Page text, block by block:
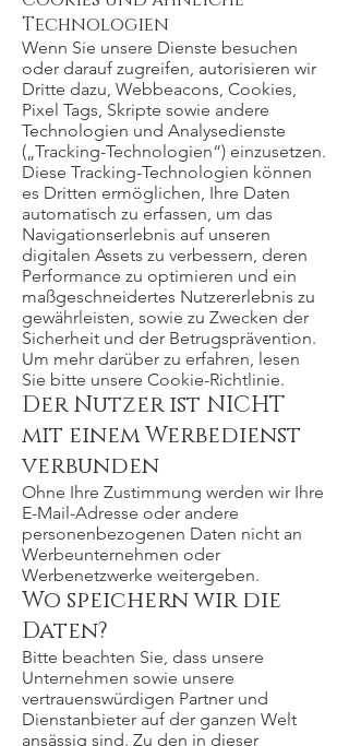
Technologien
Wenn Sie unsere Dienste besuchen
oder darauf zugreifen, autorisieren wir
Dritte dazu, Webbeacons, Cookies,
Pixel Tags, Skripte sowie andere
Technologien und Analysedienste
(„Tracking-Technologien“) einzusetzen.
Diese Tracking-Technologien können
es Dritten ermöglichen, Ihre Daten
automatisch zu erfassen, um das
Navigationserlebnis auf unseren
digitalen Assets zu verbessern, deren
Performance zu optimieren und ein
maßgeschneidertes Nutzererlebnis zu
gewährleisten, sowie zu Zwecken der
Sicherheit und der Betrugsprävention.
Um mehr darüber zu erfahren, lesen
Sie bitte unsere Cookie-Richtlinie.
Der Nutzer ist NICHT
mit einem Werbedienst
verbunden
Ohne Ihre Zustimmung werden wir Ihre
E-Mail-Adresse oder andere
personenbezogenen Daten nicht an
Werbeunternehmen oder
Werbenetzwerke weitergeben.
Wo speichern wir die
Daten?
Bitte beachten Sie, dass unsere
Unternehmen sowie unsere
vertrauenswürdigen Partner und
Dienstanbieter auf der ganzen Welt
ansässig sind. Zu den in dieser